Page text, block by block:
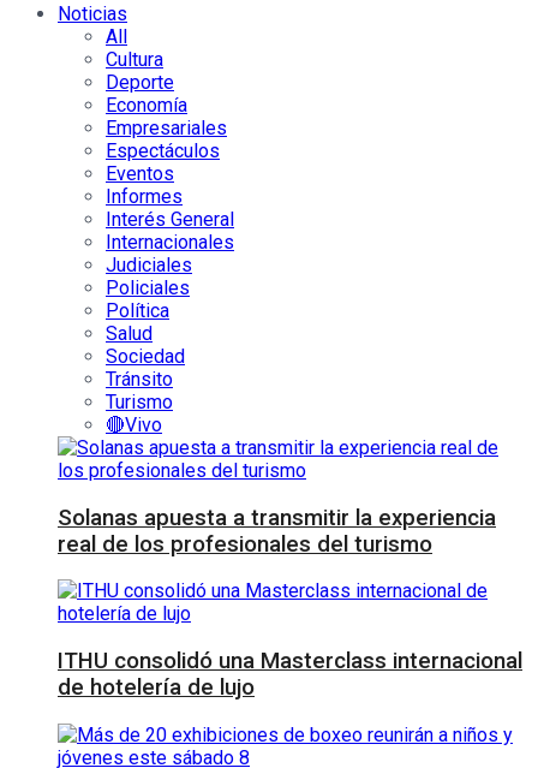
Noticias
All
Cultura
Deporte
Economía
Empresariales
Espectáculos
Eventos
Informes
Interés General
Internacionales
Judiciales
Policiales
Política
Salud
Sociedad
Tránsito
Turismo
🔴Vivo
Solanas apuesta a transmitir la experiencia
real de los profesionales del turismo
ITHU consolidó una Masterclass internacional
de hotelería de lujo